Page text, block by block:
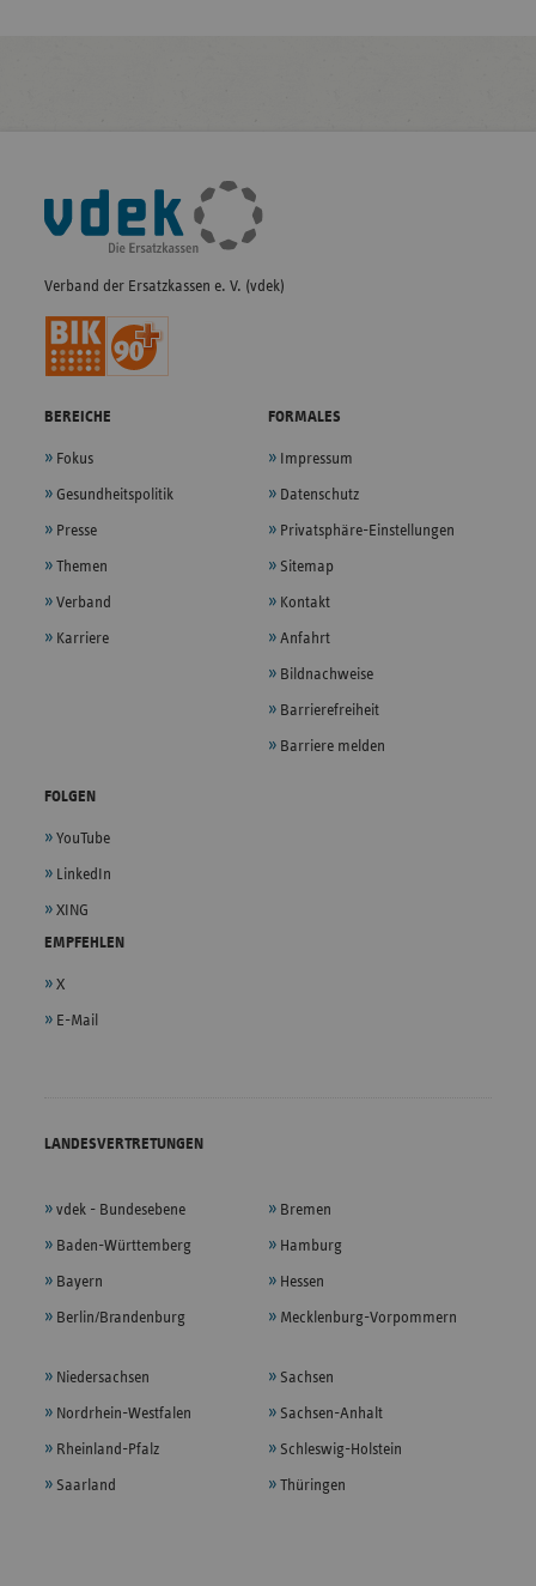
Fußleisten-
Navigation
Verband der Ersatzkassen e. V. (vdek)
BEREICHE
Fokus
Gesundheitspolitik
Presse
Themen
Verband
Karriere
FORMALES
Impressum
Datenschutz
Privatsphäre-Einstellungen
Sitemap
Kontakt
Anfahrt
Bildnachweise
Barrierefreiheit
Barriere melden
FOLGEN
YouTube
LinkedIn
XING
EMPFEHLEN
X
E-Mail
LANDESVERTRETUNGEN
vdek - Bundesebene
Baden-Württemberg
Bayern
Berlin/Brandenburg
Bremen
Hamburg
Hessen
Mecklenburg-Vorpommern
Niedersachsen
Nordrhein-Westfalen
Rheinland-Pfalz
Saarland
Sachsen
Sachsen-Anhalt
Schleswig-Holstein
Thüringen